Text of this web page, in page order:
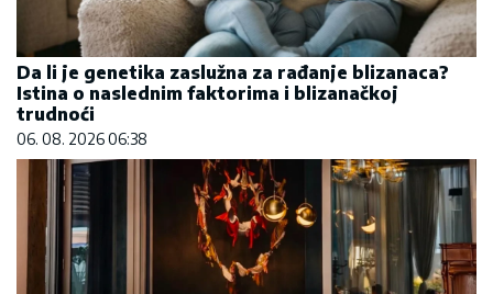
Da li je genetika zaslužna za rađanje blizanaca?
Istina o naslednim faktorima i blizanačkoj
trudnoći
06. 08. 2026 06:38